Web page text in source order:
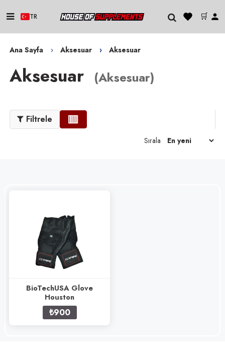
TR 🛒
Ana Sayfa Aksesuar Aksesuar
Aksesuar (Aksesuar)
Filtrele
Sırala
BioTechUSA Glove
Houston
₺900